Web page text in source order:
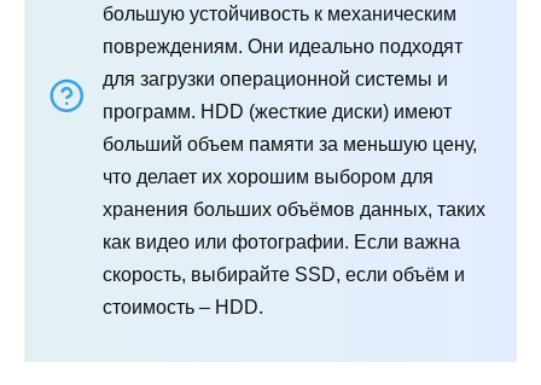
большую устойчивость к механическим
повреждениям. Они идеально подходят
для загрузки операционной системы и
программ. HDD (жесткие диски) имеют
больший объем памяти за меньшую цену,
что делает их хорошим выбором для
хранения больших объёмов данных, таких
как видео или фотографии. Если важна
скорость, выбирайте SSD, если объём и
стоимость – HDD.